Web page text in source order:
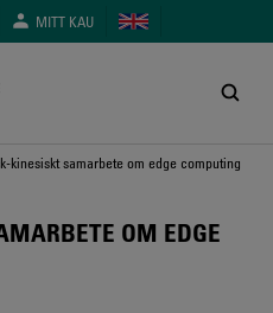
MITT KAU
kinesiskt samarbete om edge computing
OM EDGE